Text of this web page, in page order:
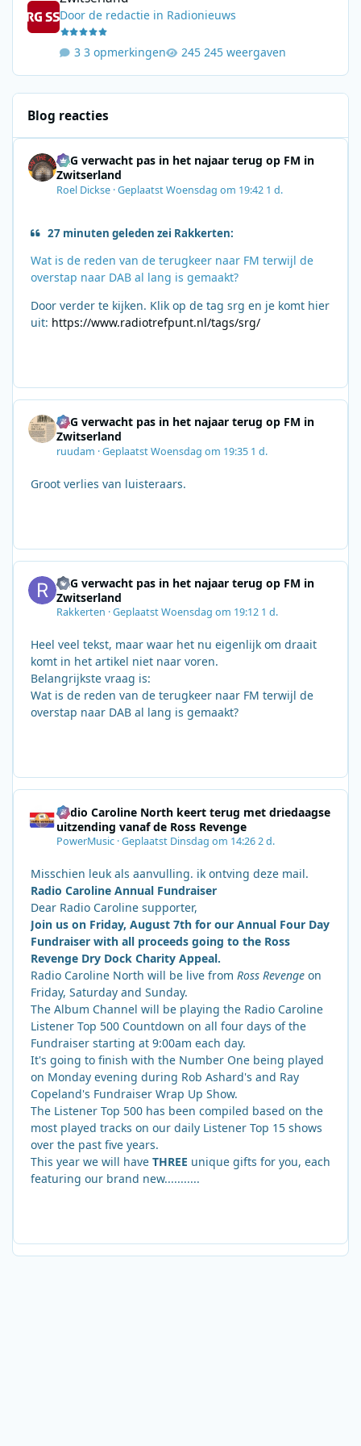
Doorde redactie in Radionieuws
3 opmerkingen 245 weergaven
Blog reacties
SRG verwacht pas in het najaar terug op FM in
Zwitserland
Roel Dickse ·GeplaatstWoensdag om 19:42 1 d.
27 minuten geleden zei Rakkerten:
Wat is de reden van de terugkeer naar FM terwijl de
overstap naar DAB al lang is gemaakt?
Door verder te kijken. Klik op de tag srg en je komt hier
uit: https://www.radiotrefpunt.nl/tags/srg/
SRG verwacht pas in het najaar terug op FM in
Zwitserland
ruudam ·GeplaatstWoensdag om 19:35 1 d.
Groot verlies van luisteraars.
SRG verwacht pas in het najaar terug op FM in
Zwitserland
Rakkerten ·GeplaatstWoensdag om 19:12 1 d.
Heel veel tekst, maar waar het nu eigenlijk om draait
komt in het artikel niet naar voren.
Belangrijkste vraag is:
Wat is de reden van de terugkeer naar FM terwijl de
overstap naar DAB al lang is gemaakt?
Radio Caroline North keert terug met driedaagse
uitzending vanaf de Ross Revenge
PowerMusic ·Geplaatst Dinsdag om 14:262 d.
Misschien leuk als aanvulling. ik ontving deze mail.
Radio Caroline Annual Fundraiser
Dear Radio Caroline supporter,
Join us on Friday, August 7th for our Annual Four Day
Fundraiser with all proceeds going to the Ross
Revenge Dry Dock Charity Appeal.
Radio Caroline North will be live from Ross Revenge on
Friday, Saturday and Sunday.
The Album Channel will be playing the Radio Caroline
Listener Top 500 Countdown on all four days of the
Fundraiser starting at 9:00am each day.
It's going to finish with the Number One being played
on Monday evening during Rob Ashard's and Ray
Copeland's Fundraiser Wrap Up Show.
The Listener Top 500 has been compiled based on the
most played tracks on our daily Listener Top 15 shows
over the past five years.
This year we will have THREE unique gifts for you, each
featuring our brand new...........